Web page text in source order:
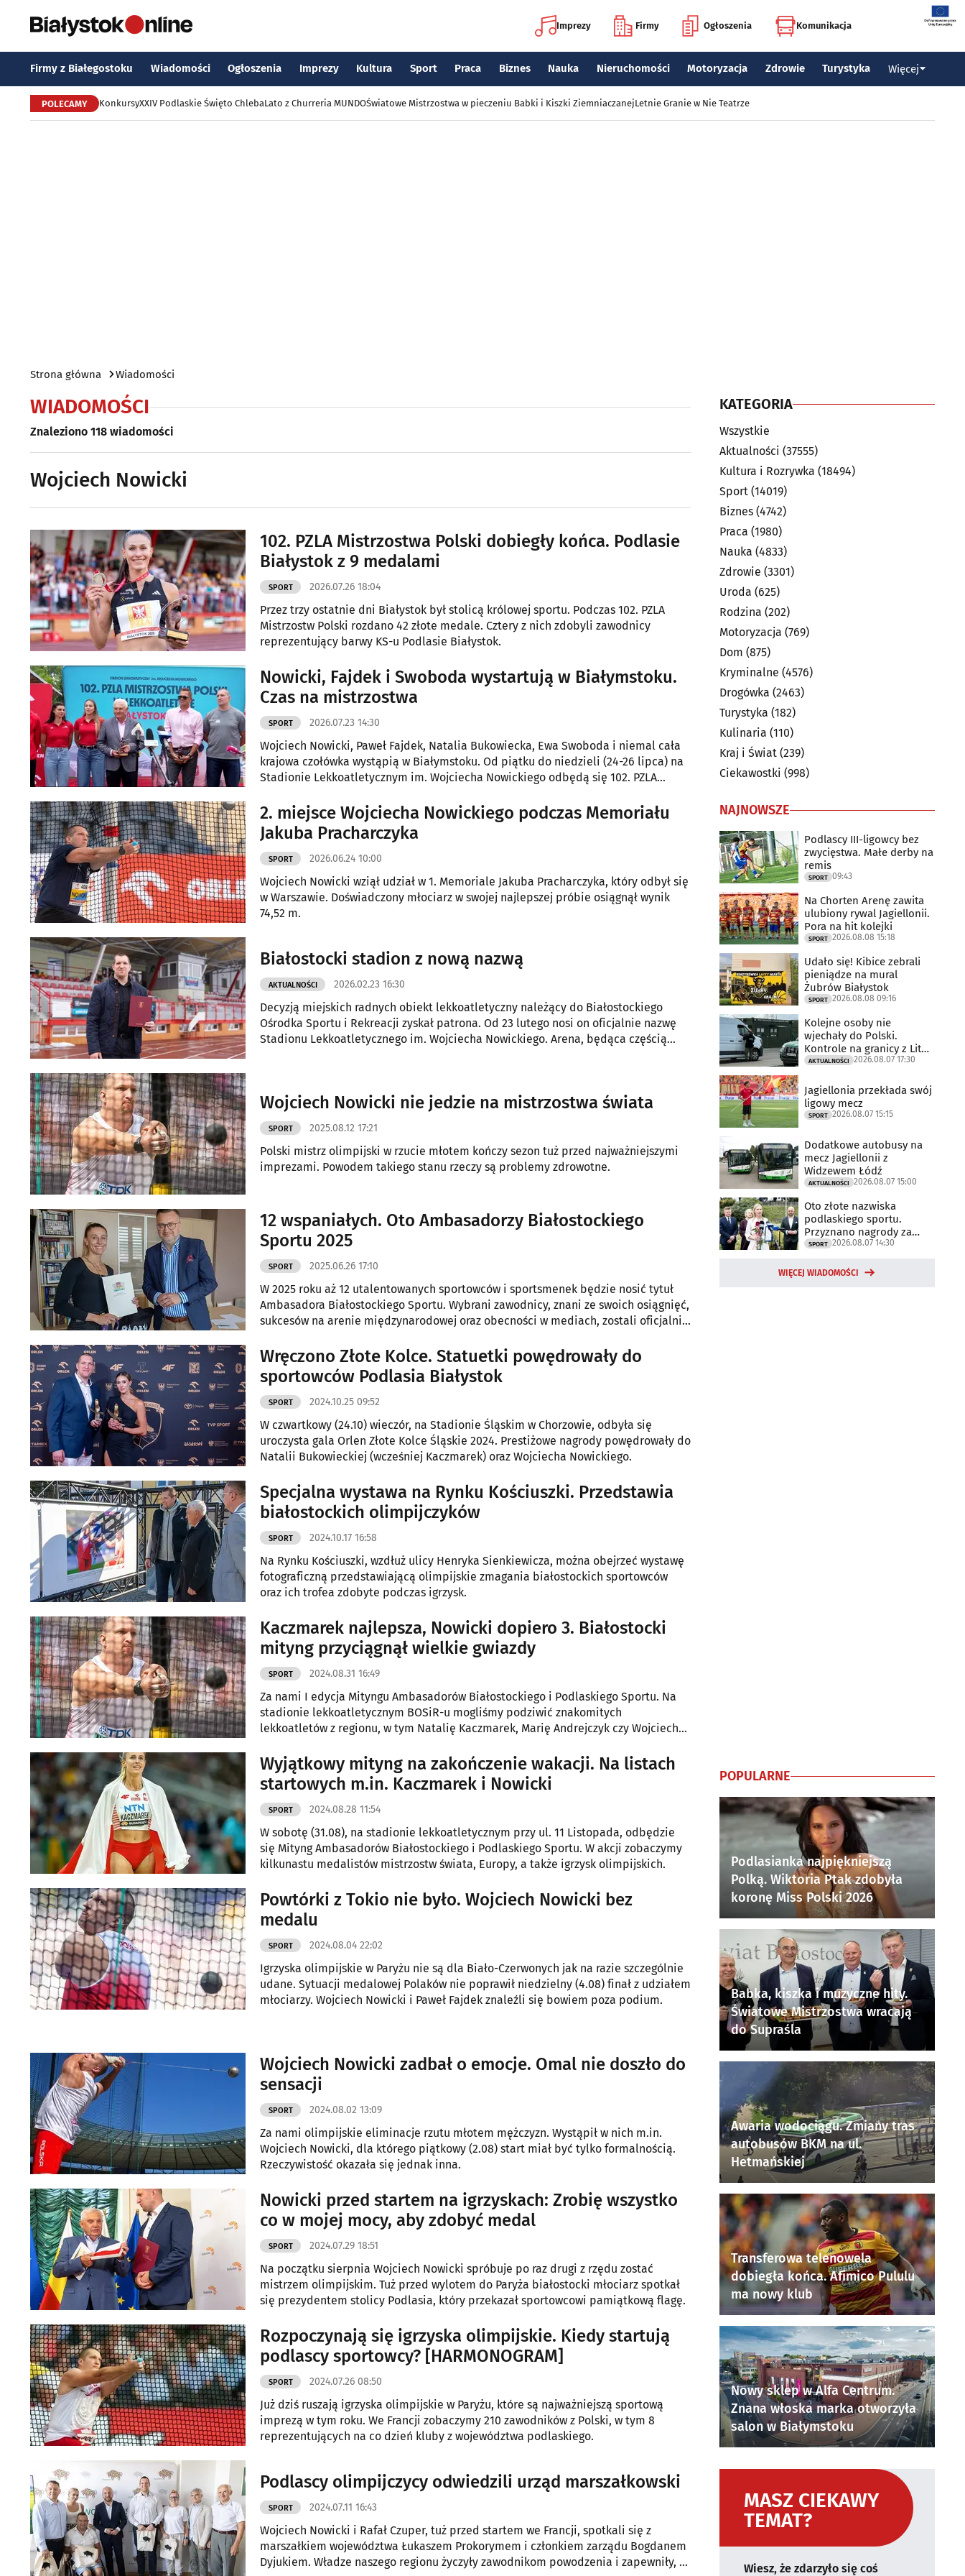
Imprezy Firmy Ogłoszenia Komunikacja
Firmy z Białegostoku Wiadomości Ogłoszenia Imprezy Kultura Sport Praca Biznes Nauka Nieruchomości Motoryzacja Zdrowie Turystyka Więcej
POLECAMY KonkursyXXIV Podlaskie Święto ChlebaLato z Churreria MUNDOŚwiatowe Mistrzostwa w pieczeniu Babki i Kiszki ZiemniaczanejLetnie Granie w Nie Teatrze
Strona główna Wiadomości
WIADOMOŚCI
Znaleziono 118 wiadomości
Wojciech Nowicki
102. PZLA Mistrzostwa Polski dobiegły końca. Podlasie
Białystok z 9 medalami
SPORT 2026.07.26 18:04
Przez trzy ostatnie dni Białystok był stolicą królowej sportu. Podczas 102. PZLA
Mistrzostw Polski rozdano 42 złote medale. Cztery z nich zdobyli zawodnicy
reprezentujący barwy KS-u Podlasie Białystok.
Nowicki, Fajdek i Swoboda wystartują w Białymstoku.
Czas na mistrzostwa
SPORT 2026.07.23 14:30
Wojciech Nowicki, Paweł Fajdek, Natalia Bukowiecka, Ewa Swoboda i niemal cała
krajowa czołówka wystąpią w Białymstoku. Od piątku do niedzieli (24-26 lipca) na
Stadionie Lekkoatletycznym im. Wojciecha Nowickiego odbędą się 102. PZLA
uzyskanie minimów i wywalczenie miejsca w reprezentacji na mistrzostwa Europy.
2. miejsce Wojciecha Nowickiego podczas Memoriału
Jakuba Pracharczyka
SPORT 2026.06.24 10:00
Wojciech Nowicki wziął udział w 1. Memoriale Jakuba Pracharczyka, który odbył się
w Warszawie. Doświadczony młociarz w swojej najlepszej próbie osiągnął wynik
74,52 m.
Białostocki stadion z nową nazwą
AKTUALNOŚCI 2026.02.23 16:30
Decyzją miejskich radnych obiekt lekkoatletyczny należący do Białostockiego
Ośrodka Sportu i Rekreacji zyskał patrona. Od 23 lutego nosi on oficjalnie nazwę
Stadionu Lekkoatletycznego im. Wojciecha Nowickiego. Arena, będąca częścią
Wojciech Nowicki nie jedzie na mistrzostwa świata
SPORT 2025.08.12 17:21
Polski mistrz olimpijski w rzucie młotem kończy sezon tuż przed najważniejszymi
imprezami. Powodem takiego stanu rzeczy są problemy zdrowotne.
12 wspaniałych. Oto Ambasadorzy Białostockiego
Sportu 2025
SPORT 2025.06.26 17:10
W 2025 roku aż 12 utalentowanych sportowców i sportsmenek będzie nosić tytuł
Ambasadora Białostockiego Sportu. Wybrani zawodnicy, znani ze swoich osiągnięć,
sukcesów na arenie międzynarodowej oraz obecności w mediach, zostali oficjalnie
Wręczono Złote Kolce. Statuetki powędrowały do
sportowców Podlasia Białystok
SPORT 2024.10.25 09:52
W czwartkowy (24.10) wieczór, na Stadionie Śląskim w Chorzowie, odbyła się
uroczysta gala Orlen Złote Kolce Śląskie 2024. Prestiżowe nagrody powędrowały do
Natalii Bukowieckiej (wcześniej Kaczmarek) oraz Wojciecha Nowickiego.
Specjalna wystawa na Rynku Kościuszki. Przedstawia
białostockich olimpijczyków
SPORT 2024.10.17 16:58
Na Rynku Kościuszki, wzdłuż ulicy Henryka Sienkiewicza, można obejrzeć wystawę
fotograficzną przedstawiającą olimpijskie zmagania białostockich sportowców
oraz ich trofea zdobyte podczas igrzysk.
Kaczmarek najlepsza, Nowicki dopiero 3. Białostocki
mityng przyciągnął wielkie gwiazdy
SPORT 2024.08.31 16:49
Za nami I edycja Mityngu Ambasadorów Białostockiego i Podlaskiego Sportu. Na
stadionie lekkoatletycznym BOSiR-u mogliśmy podziwić znakomitych
lekkoatletów z regionu, w tym Natalię Kaczmarek, Marię Andrejczyk czy Wojciecha
zagraniczni - m.in. Mychajło Kochan.
Wyjątkowy mityng na zakończenie wakacji. Na listach
startowych m.in. Kaczmarek i Nowicki
SPORT 2024.08.28 11:54
W sobotę (31.08), na stadionie lekkoatletycznym przy ul. 11 Listopada, odbędzie
się Mityng Ambasadorów Białostockiego i Podlaskiego Sportu. W akcji zobaczymy
kilkunastu medalistów mistrzostw świata, Europy, a także igrzysk olimpijskich.
Powtórki z Tokio nie było. Wojciech Nowicki bez
medalu
SPORT 2024.08.04 22:02
Igrzyska olimpijskie w Paryżu nie są dla Biało-Czerwonych jak na razie szczególnie
udane. Sytuacji medalowej Polaków nie poprawił niedzielny (4.08) finał z udziałem
młociarzy. Wojciech Nowicki i Paweł Fajdek znaleźli się bowiem poza podium.
Wojciech Nowicki zadbał o emocje. Omal nie doszło do
sensacji
SPORT 2024.08.02 13:09
Za nami olimpijskie eliminacje rzutu młotem mężczyzn. Wystąpił w nich m.in.
Wojciech Nowicki, dla którego piątkowy (2.08) start miał być tylko formalnością.
Rzeczywistość okazała się jednak inna.
Nowicki przed startem na igrzyskach: Zrobię wszystko
co w mojej mocy, aby zdobyć medal
SPORT 2024.07.29 18:51
Na początku sierpnia Wojciech Nowicki spróbuje po raz drugi z rzędu zostać
mistrzem olimpijskim. Tuż przed wylotem do Paryża białostocki młociarz spotkał
się prezydentem stolicy Podlasia, który przekazał sportowcowi pamiątkową flagę.
Rozpoczynają się igrzyska olimpijskie. Kiedy startują
podlascy sportowcy? [HARMONOGRAM]
SPORT 2024.07.26 08:50
Już dziś ruszają igrzyska olimpijskie w Paryżu, które są najważniejszą sportową
imprezą w tym roku. We Francji zobaczymy 210 zawodników z Polski, w tym 8
reprezentujących na co dzień kluby z województwa podlaskiego.
Podlascy olimpijczycy odwiedzili urząd marszałkowski
SPORT 2024.07.11 16:43
Wojciech Nowicki i Rafał Czuper, tuż przed startem we Francji, spotkali się z
marszałkiem województwa Łukaszem Prokorymem i członkiem zarządu Bogdanem
Dyjukiem. Władze naszego regionu życzyły zawodnikom powodzenia i zapewniły, że
KATEGORIA
Wszystkie
Aktualności (37555)
Kultura i Rozrywka (18494)
Sport (14019)
Biznes (4742)
Praca (1980)
Nauka (4833)
Zdrowie (3301)
Uroda (625)
Rodzina (202)
Motoryzacja (769)
Dom (875)
Kryminalne (4576)
Drogówka (2463)
Turystyka (182)
Kulinaria (110)
Kraj i Świat (239)
Ciekawostki (998)
NAJNOWSZE
Podlascy III-ligowcy bez
zwycięstwa. Małe derby na
remis
SPORT 09:43
Na Chorten Arenę zawita
ulubiony rywal Jagiellonii.
Pora na hit kolejki
SPORT 2026.08.08 15:18
Udało się! Kibice zebrali
pieniądze na mural
Żubrów Białystok
SPORT 2026.08.08 09:16
Kolejne osoby nie
wjechały do Polski.
Kontrole na granicy z Litwą
trwają
AKTUALNOŚCI 2026.08.07 17:30
Jagiellonia przekłada swój
ligowy mecz
SPORT 2026.08.07 15:15
Dodatkowe autobusy na
mecz Jagiellonii z
Widzewem Łódź
AKTUALNOŚCI 2026.08.07 15:00
Oto złote nazwiska
podlaskiego sportu.
Przyznano nagrody za
2025 rok
SPORT 2026.08.07 14:30
WIĘCEJ WIADOMOŚCI
POPULARNE
Podlasianka najpiękniejszą
Polką. Wiktoria Ptak zdobyła
koronę Miss Polski 2026
Babka, kiszka i muzyczne hity.
Światowe Mistrzostwa wracają
do Supraśla
Awaria wodociągu. Zmiany tras
autobusów BKM na ul.
Hetmańskiej
Transferowa telenowela
dobiegła końca. Afimico Pululu
ma nowy klub
Nowy sklep w Alfa Centrum.
Znana włoska marka otworzyła
salon w Białymstoku
MASZ CIEKAWY
TEMAT?
Wiesz, że zdarzyło się coś